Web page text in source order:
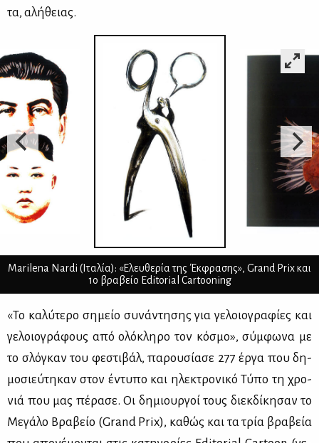
τα, αλή­θειας.
Marilena Nardi (Ιταλία): «Ελευθερία της Έκφρασης», Grand Prix και
1ο βραβείο Editorial Cartooning
«Το κα­λύ­τε­ρο ση­μείο συ­νά­ντη­σης για γε­λοιο­γρα­φί­ες και
γε­λοιο­γρά­φους από ολό­κλη­ρο τον κό­σμο», σύμ­φω­να με
το σλό­γκαν του φε­στι­βάλ, πα­ρου­σί­α­σε 277 έρ­γα που δη­
μο­σιεύ­τη­καν στον έντυ­πο και ηλε­κτρο­νι­κό Τύ­πο τη χρο­
νιά που μας πέ­ρα­σε. Οι δη­μιουρ­γοί τους διεκ­δί­κη­σαν το
Με­γά­λο Βρα­βείο (Grand Prix), κα­θώς και τα τρία βρα­βεία